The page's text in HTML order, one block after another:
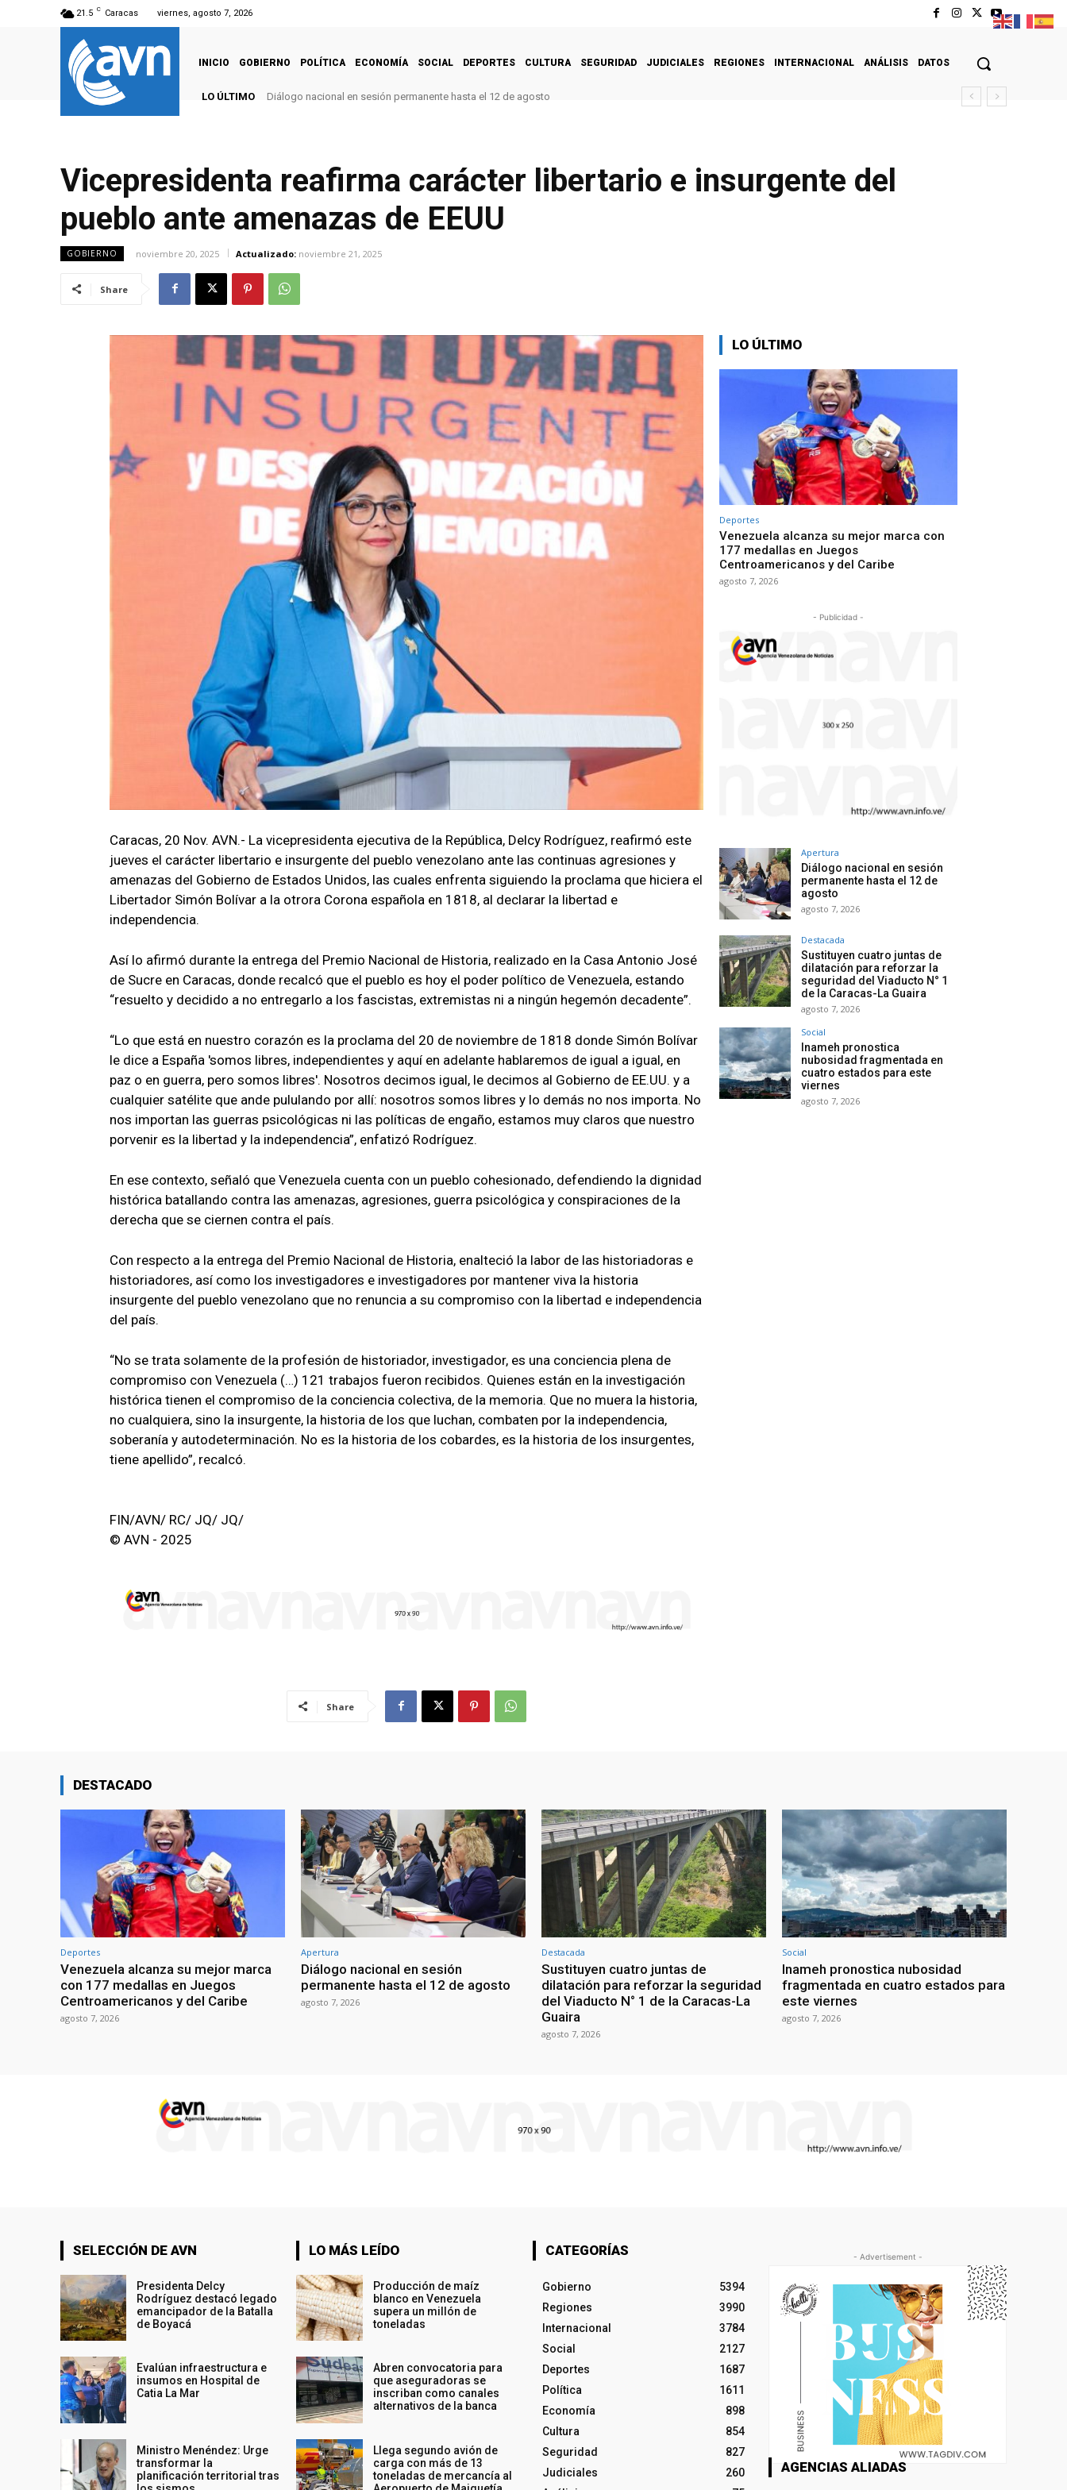
21.5 C Caracas viernes, agosto 7, 2026
INICIO GOBIERNO POLÍTICA ECONOMÍA SOCIAL DEPORTES CULTURA SEGURIDAD JUDICIALES REGIONES INTERNACIONAL ANÁLISIS DATOS
LO ÚLTIMO Diálogo nacional en sesión permanente hasta el 12 de agosto
Vicepresidenta reafirma carácter libertario e insurgente del
pueblo ante amenazas de EEUU
GOBIERNO noviembre 20, 2025 Actualizado: noviembre 21, 2025
Share
Caracas, 20 Nov. AVN.- La vicepresidenta ejecutiva de la República, Delcy Rodríguez, reafirmó este
jueves el carácter libertario e insurgente del pueblo venezolano ante las continuas agresiones y
amenazas del Gobierno de Estados Unidos, las cuales enfrenta siguiendo la proclama que hiciera el
Libertador Simón Bolívar a la otrora Corona española en 1818, al declarar la libertad e
independencia.
Así lo afirmó durante la entrega del Premio Nacional de Historia, realizado en la Casa Antonio José
de Sucre en Caracas, donde recalcó que el pueblo es hoy el poder político de Venezuela, estando
“resuelto y decidido a no entregarlo a los fascistas, extremistas ni a ningún hegemón decadente”.
“Lo que está en nuestro corazón es la proclama del 20 de noviembre de 1818 donde Simón Bolívar
le dice a España 'somos libres, independientes y aquí en adelante hablaremos de igual a igual, en
paz o en guerra, pero somos libres'. Nosotros decimos igual, le decimos al Gobierno de EE.UU. y a
cualquier satélite que ande pululando por allí: nosotros somos libres y lo demás no nos importa. No
nos importan las guerras psicológicas ni las políticas de engaño, estamos muy claros que nuestro
porvenir es la libertad y la independencia”, enfatizó Rodríguez.
En ese contexto, señaló que Venezuela cuenta con un pueblo cohesionado, defendiendo la dignidad
histórica batallando contra las amenazas, agresiones, guerra psicológica y conspiraciones de la
derecha que se ciernen contra el país.
Con respecto a la entrega del Premio Nacional de Historia, enalteció la labor de las historiadoras e
historiadores, así como los investigadores e investigadores por mantener viva la historia
insurgente del pueblo venezolano que no renuncia a su compromiso con la libertad e independencia
del país.
“No se trata solamente de la profesión de historiador, investigador, es una conciencia plena de
compromiso con Venezuela (…) 121 trabajos fueron recibidos. Quienes están en la investigación
histórica tienen el compromiso de la conciencia colectiva, de la memoria. Que no muera la historia,
no cualquiera, sino la insurgente, la historia de los que luchan, combaten por la independencia,
soberanía y autodeterminación. No es la historia de los cobardes, es la historia de los insurgentes,
tiene apellido”, recalcó.
FIN/AVN/ RC/ JQ/ JQ/
© AVN - 2025
Share
LO ÚLTIMO
Deportes
Venezuela alcanza su mejor marca con
177 medallas en Juegos
Centroamericanos y del Caribe
agosto 7, 2026
- Publicidad -
Apertura
Diálogo nacional en sesión
permanente hasta el 12 de
agosto
agosto 7, 2026
Destacada
Sustituyen cuatro juntas de
dilatación para reforzar la
seguridad del Viaducto N° 1
de la Caracas-La Guaira
agosto 7, 2026
Social
Inameh pronostica
nubosidad fragmentada en
cuatro estados para este
viernes
agosto 7, 2026
DESTACADO
Deportes
Venezuela alcanza su mejor marca
con 177 medallas en Juegos
Centroamericanos y del Caribe
agosto 7, 2026
Apertura
Diálogo nacional en sesión
permanente hasta el 12 de agosto
agosto 7, 2026
Destacada
Sustituyen cuatro juntas de
dilatación para reforzar la seguridad
del Viaducto N° 1 de la Caracas-La
Guaira
agosto 7, 2026
Social
Inameh pronostica nubosidad
fragmentada en cuatro estados para
este viernes
agosto 7, 2026
SELECCIÓN DE AVN
Presidenta Delcy
Rodríguez destacó legado
emancipador de la Batalla
de Boyacá
Evalúan infraestructura e
insumos en Hospital de
Catia La Mar
Ministro Menéndez: Urge
transformar la
planificación territorial tras
LO MÁS LEÍDO
Producción de maíz
blanco en Venezuela
supera un millón de
toneladas
Abren convocatoria para
que aseguradoras se
inscriban como canales
alternativos de la banca
Llega segundo avión de
carga con más de 13
toneladas de mercancía al
CATEGORÍAS
Gobierno
5394
Regiones
3990
Internacional
3784
Social
2127
Deportes
1687
Política
1611
Economía
898
Cultura
854
Seguridad
827
Judiciales
260
- Advertisement -
AGENCIAS ALIADAS